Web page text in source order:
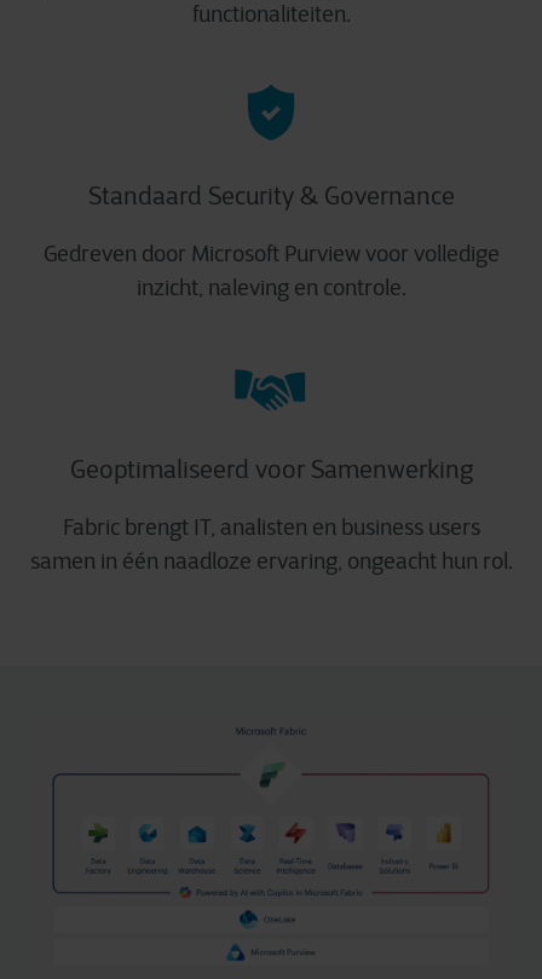
functionaliteiten.
Standaard Security & Governance
Gedreven door Microsoft Purview voor volledige
inzicht, naleving en controle.
Geoptimaliseerd voor Samenwerking
Fabric brengt IT, analisten en business users
samen in één naadloze ervaring, ongeacht hun rol.